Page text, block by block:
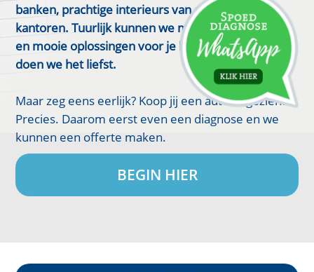
banken, prachtige interieurs van auto's, boten en
kantoren. Tuurlijk kunnen we meteen de inhoud in
en mooie oplossingen voor je leer bedenken, dat
doen we het liefst.
Maar zeg eens eerlijk? Koop jij een auto ongezien?
Precies. Daarom eerst even een diagnose en we
kunnen een offerte maken.
BEGIN HIER